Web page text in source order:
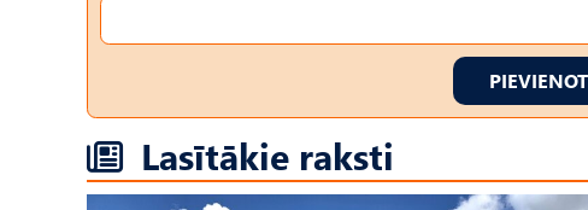
Lasītākie raksti